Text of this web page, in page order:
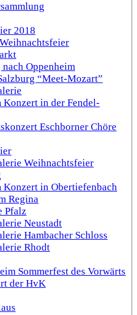
2018
Oppenheim
“Meet-Mozart”
Konzert in der Fendel-
Eschborner Chöre
Weihnachtsfeier
Konzert in Obertiefenbach
Regina
Pfalz
Neustadt
Hambacher Schloss
Rhodt
Sommerfest des Vorwärts
der HvK